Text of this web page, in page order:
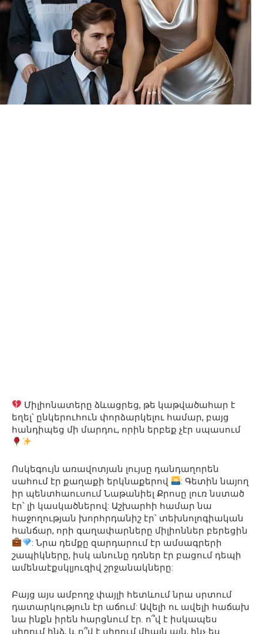
Միլիոնատերը ձևացրեց, թե կաթվածահար է
եղել՝ ընկերուհուն փորձարկելու համար, բայց
հանդիպեց մի մարդու, որին երբեք չէր սպասում
Ոսկեգույն առավոտյան լույսը դանդաղորեն
սահում էր քաղաքի երկնաքերով
: Գետին նայող
իր պենտհաուսում Նաթանիել Քրոսը լուռ նստած
էր՝ լի կասկածներով: Աշխարհի համար նա
հաջողության խորհրդանիշ էր՝ տեխնոլոգիական
հանճար, որի գաղափարները միլիոններ բերեցին
: Նրա դեմքը զարդարում էր ամսագրերի
շապիկները, իսկ անունը դռներ էր բացում դեպի
ամենաէքսկլյուզիվ շրջանակները:
Բայց այս ամբողջ փայլի հետևում նրա սրտում
դատարկություն էր աճում: Ավելի ու ավելի հաճախ
նա ինքն իրեն հարցնում էր. ո՞վ է իսկապես
սիրում ինձ, և ո՞վ է սիրում միայն այն, ինչ ես